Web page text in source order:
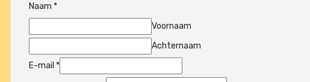
Naam *
Voornaam
Achternaam
E-mail *